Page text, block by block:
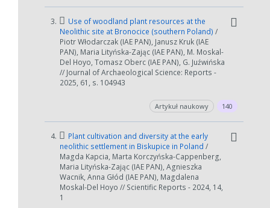
3.
Use of woodland plant resources at the
Neolithic site at Bronocice (southern Poland) /
Piotr Włodarczak (IAE PAN), Janusz Kruk (IAE
PAN), Maria Lityńska-Zając (IAE PAN), M. Moskal-
Del Hoyo, Tomasz Oberc (IAE PAN), G. Juźwińska
// Journal of Archaeological Science: Reports -
2025, 61, s. 104943
Artykuł naukowy 140
4.
Plant cultivation and diversity at the early
neolithic settlement in Biskupice in Poland /
Magda Kapcia, Marta Korczyńska-Cappenberg,
Maria Lityńska-Zając (IAE PAN), Agnieszka
Wacnik, Anna Głód (IAE PAN), Magdalena
Moskal-Del Hoyo // Scientific Reports - 2024, 14,
1